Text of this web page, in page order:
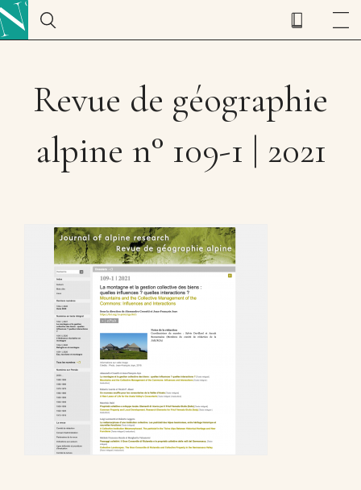
Revue de géographie
alpine n° 109-1 | 2021